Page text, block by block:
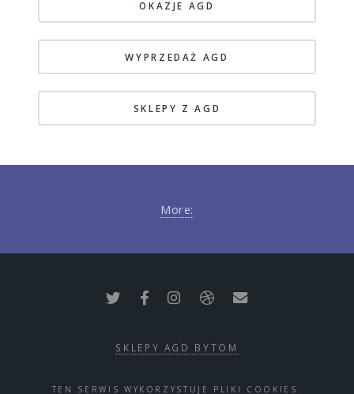
OKAZJE AGD
WYPRZEDAŻ AGD
SKLEPY Z AGD
More:
SKLEPY AGD BYTOM
TEN SERWIS WYKORZYSTUJE PLIKI COOKIES.